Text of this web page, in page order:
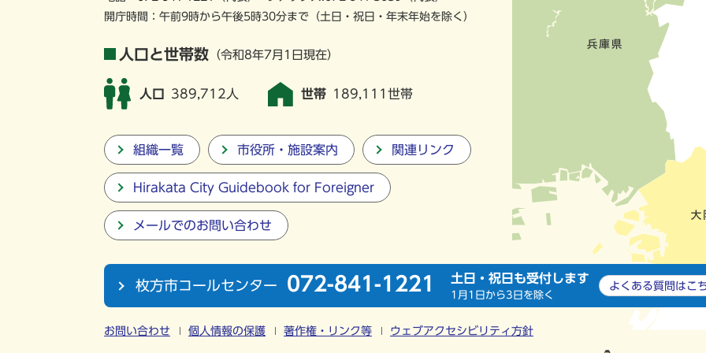
開庁時間：午前9時から午後5時30分まで （土日・祝日・年末年始を除く）
人口と世帯数 （令和8年7月1日現在）
人口 389,712人 世帯 189,111世帯
組織一覧 市役所・施設案内 関連リンク
Hirakata City Guidebook for Foreigner
メールでのお問い合わせ
枚方市コールセンター 072-841-1221 土日・祝日も受付します
1月1日から3日を除く
よくある質問は こ
お問い合わせ 個人情報の保護 著作権・リンク等 ウェブアクセシビリティ方針